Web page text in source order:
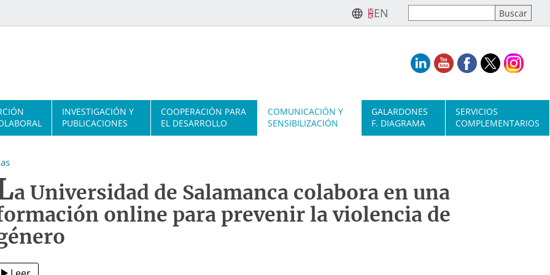
EN
INVESTIGACIÓN Y
PUBLICACIONES
COOPERACIÓN PARA
EL DESARROLLO
COMUNICACIÓN Y
SENSIBILIZACIÓN
GALARDONES
F. DIAGRAMA
SERVICIOS
COMPLEMENTARIOS
a Universidad de Salamanca colabora en una
online para prevenir la violencia de